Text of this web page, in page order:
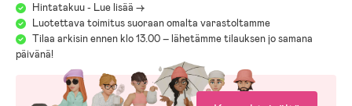
Hintatakuu - Lue lisää ->
Luotettava toimitus suoraan omalta varastoltamme
Tilaa arkisin ennen klo 13.00 – lähetämme tilauksen jo samana
päivänä!